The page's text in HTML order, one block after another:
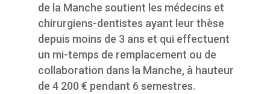
de la Manche soutient les médecins et
chirurgiens-dentistes ayant leur thèse
depuis moins de 3 ans et qui effectuent
un mi-temps de remplacement ou de
collaboration dans la Manche, à hauteur
de 4 200 € pendant 6 semestres.